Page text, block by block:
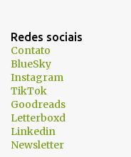
á
r
i
o
s
Redes sociais
Contato
BlueSky
Instagram
TikTok
Goodreads
Letterboxd
Linkedin
Newsletter